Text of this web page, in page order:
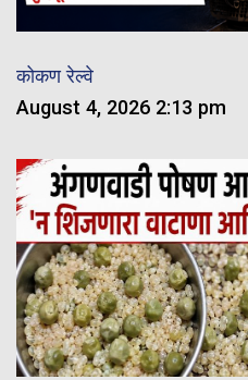
कोकण रेल्वे
August 4, 2026 2:13 pm